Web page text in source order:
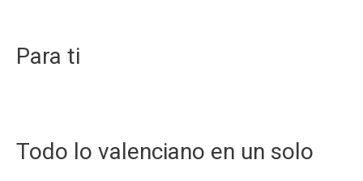
Para ti
Todo lo valenciano en un solo